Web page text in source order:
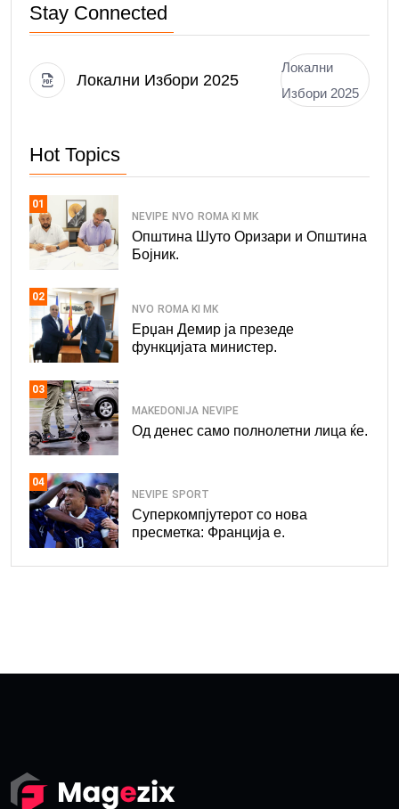
Stay Connected
Локални Избори 2025
Локални
Избори 2025
Hot Topics
01
NEVIPE NVO ROMA KI MK
Општина Шуто Оризари и Општина
Бојник.
02
NVO ROMA KI MK
Ерџан Демир ја презеде
функцијата министер.
03
MAKEDONIJA NEVIPE
Од денес само полнолетни лица ќе.
04
NEVIPE SPORT
Суперкомпјутерот со нова
пресметка: Франција е.